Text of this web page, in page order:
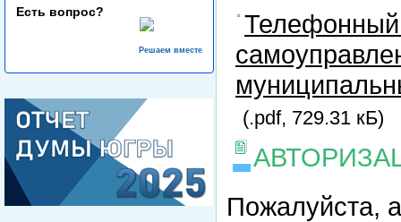
Есть вопрос?
Решаем вместе
Телефонный
(.pdf, 729.31 кБ)
Пожалуйста,